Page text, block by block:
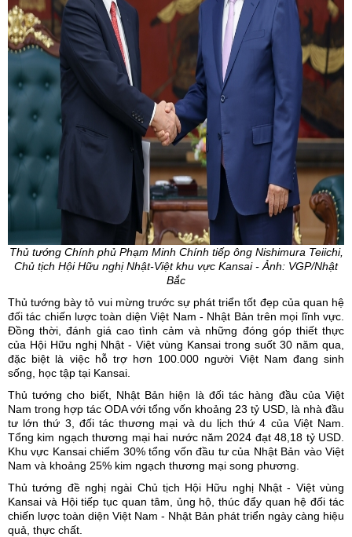
Thủ tướng Chính phủ Phạm Minh Chính tiếp ông Nishimura Teiichi,
Chủ tịch Hội Hữu nghị Nhật-Việt khu vực Kansai - Ảnh: VGP/Nhật
Bắc
Thủ tướng bày tỏ vui mừng trước sự phát triển tốt đẹp của quan hệ
đối tác chiến lược toàn diện Việt Nam - Nhật Bản trên mọi lĩnh vực.
Đồng thời, đánh giá cao tình cảm và những đóng góp thiết thực
của Hội Hữu nghị Nhật - Việt vùng Kansai trong suốt 30 năm qua,
đặc biệt là việc hỗ trợ hơn 100.000 người Việt Nam đang sinh
sống, học tập tại Kansai.
Thủ tướng cho biết, Nhật Bản hiện là đối tác hàng đầu của Việt
Nam trong hợp tác ODA với tổng vốn khoảng 23 tỷ USD, là nhà đầu
tư lớn thứ 3, đối tác thương mại và du lịch thứ 4 của Việt Nam.
Tổng kim ngạch thương mại hai nước năm 2024 đạt 48,18 tỷ USD.
Khu vực Kansai chiếm 30% tổng vốn đầu tư của Nhật Bản vào Việt
Nam và khoảng 25% kim ngạch thương mại song phương.
Thủ tướng đề nghị ngài Chủ tịch Hội Hữu nghị Nhật - Việt vùng
Kansai và Hội tiếp tục quan tâm, ủng hộ, thúc đẩy quan hệ đối tác
chiến lược toàn diện Việt Nam - Nhật Bản phát triển ngày càng hiệu
quả, thực chất.